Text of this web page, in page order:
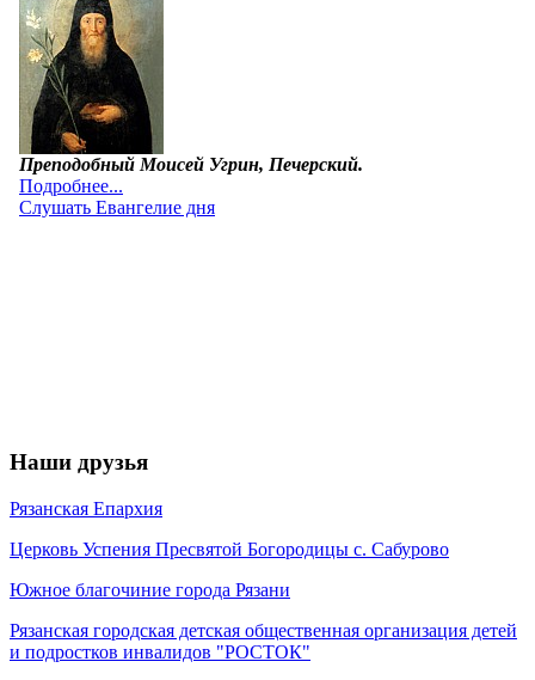
Наши друзья
Рязанская Епархия
Церковь Успения Пресвятой Богородицы с. Сабурово
Южное благочиние города Рязани
Рязанская городская детская общественная организация детей
и подростков инвалидов "РОСТОК"